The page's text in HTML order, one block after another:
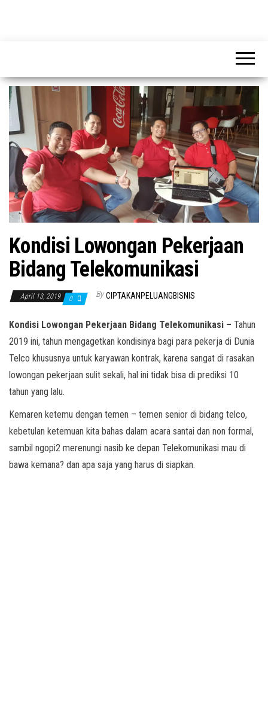
Kondisi Lowongan Pekerjaan
Bidang Telekomunikasi
April 13, 2019 0 By CIPTAKANPELUANGBISNIS
Kondisi Lowongan Pekerjaan Bidang Telekomunikasi – Tahun
2019 ini, tahun mengagetkan kondisinya bagi para pekerja di Dunia
Telco khususnya untuk karyawan kontrak, karena sangat di rasakan
lowongan pekerjaan sulit sekali, hal ini tidak bisa di prediksi 10
tahun yang lalu.
Kemaren ketemu dengan temen – temen senior di bidang telco,
kebetulan ketemuan kita bahas dalam acara santai dan non formal,
sambil ngopi2 merenungi nasib ke depan Telekomunikasi mau di
bawa kemana? dan apa saja yang harus di siapkan.